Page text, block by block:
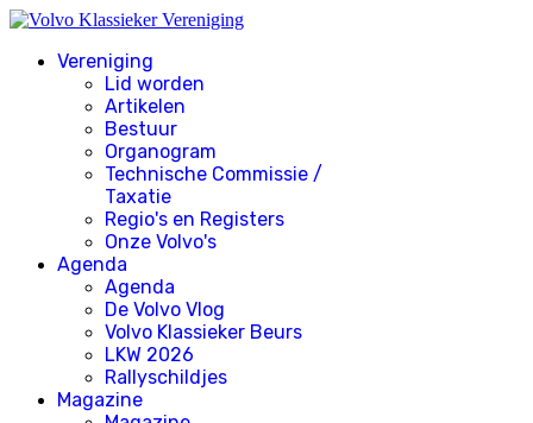
Vereniging
Lid worden
Artikelen
Bestuur
Organogram
Technische Commissie /
Taxatie
Regio's en Registers
Onze Volvo's
Agenda
Agenda
De Volvo Vlog
Volvo Klassieker Beurs
LKW 2026
Rallyschildjes
Magazine